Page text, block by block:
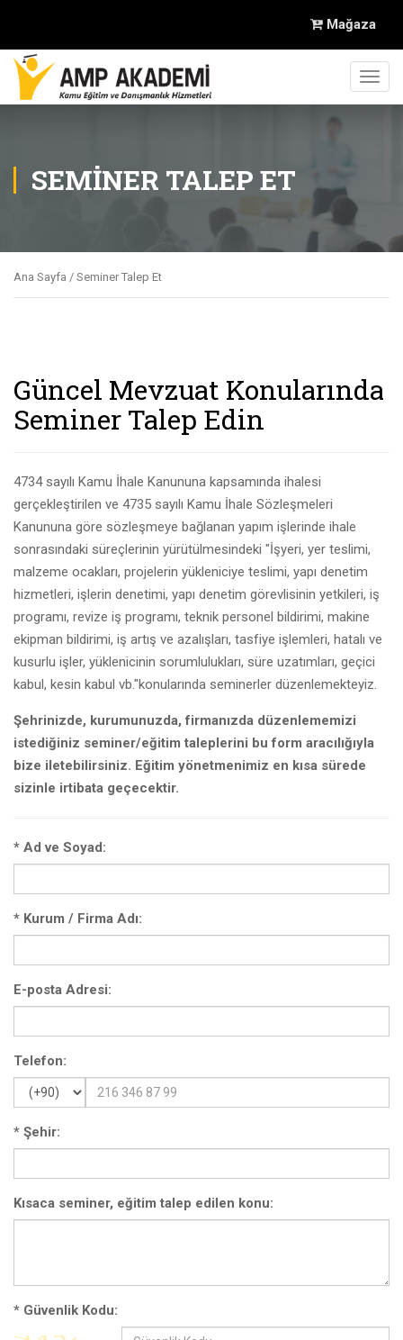
Mağaza
SEMINER TALEP ET
Ana Sayfa / Seminer Talep Et
Güncel Mevzuat Konularında
Seminer Talep Edin
4734 sayılı Kamu İhale Kanununa kapsamında ihalesi
gerçekleştirilen ve 4735 sayılı Kamu İhale Sözleşmeleri
Kanununa göre sözleşmeye bağlanan yapım işlerinde ihale
sonrasındaki süreçlerinin yürütülmesindeki "İşyeri, yer teslimi,
malzeme ocakları, projelerin yükleniciye teslimi, yapı denetim
hizmetleri, işlerin denetimi, yapı denetim görevlisinin yetkileri, iş
programı, revize iş programı, teknik personel bildirimi, makine
ekipman bildirimi, iş artış ve azalışları, tasfiye işlemleri, hatalı ve
kusurlu işler, yüklenicinin sorumlulukları, süre uzatımları, geçici
kabul, kesin kabul vb."konularında seminerler düzenlemekteyiz.
Şehrinizde, kurumunuzda, firmanızda düzenlememizi
istediğiniz seminer/eğitim taleplerini bu form aracılığıyla
bize iletebilirsiniz. Eğitim yönetmenimiz en kısa sürede
sizinle irtibata geçecektir.
* Ad ve Soyad:
* Kurum / Firma Adı:
E-posta Adresi:
Telefon:
* Şehir:
Kısaca seminer, eğitim talep edilen konu:
* Güvenlik Kodu: